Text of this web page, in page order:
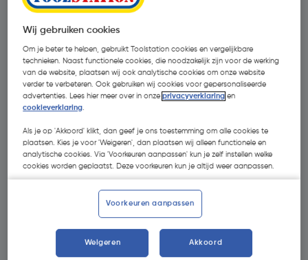
| Excl. btw € 63,81
Promoties
GRATIS bitset
Wij gebruiken cookies
Om je beter te helpen, gebruikt Toolstation cookies en vergelijkbare
technieken. Naast functionele cookies, die noodzakelijk zijn voor de werking
van de website, plaatsen wij ook analytische cookies om onze website
verder te verbeteren. Ook gebruiken wij cookies voor gepersonaliseerde
advertenties. Lees hier meer over in onzeprivacyverklaring en
cookieverklaring.
Als je op 'Akkoord' klikt, dan geef je ons toestemming om alle cookies te
plaatsen. Kies je voor 'Weigeren', dan plaatsen wij alleen functionele en
analytische cookies. Via 'Voorkeuren aanpassen' kun je zelf instellen welke
cookies worden geplaatst. Deze voorkeuren kun je altijd weer aanpassen.
Voorkeuren aanpassen
Weigeren Akkoord